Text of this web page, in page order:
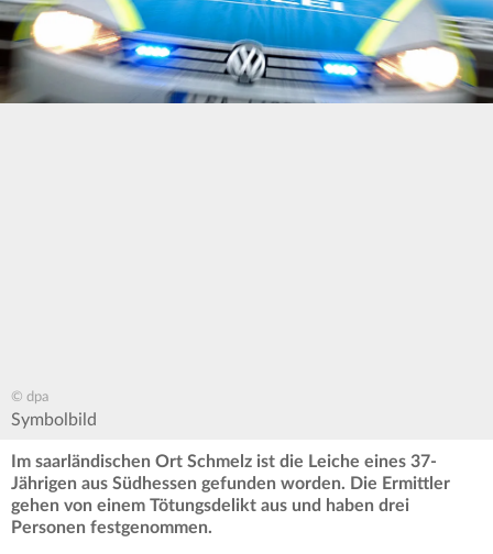
© dpa
Symbolbild
Im saarländischen Ort Schmelz ist die Leiche eines 37-
Jährigen aus Südhessen gefunden worden. Die Ermittler
gehen von einem Tötungsdelikt aus und haben drei
Personen festgenommen.